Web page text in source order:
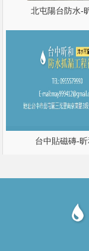
北屯陽台防水-
台中貼磁磚-昕